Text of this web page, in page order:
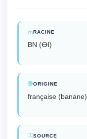
RACINE
BN (ⴱⵏ)
ORIGINE
française (banane)
SOURCE